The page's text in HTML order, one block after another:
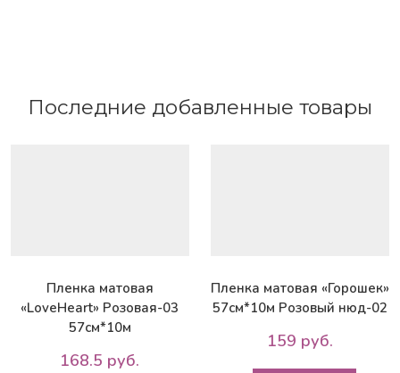
Последние добавленные товары
Пленка матовая
«LoveHeart» Розовая-03
57см*10м
168.5 руб.
Пленка матовая «Горошек»
57см*10м Розовый нюд-02
159 руб.